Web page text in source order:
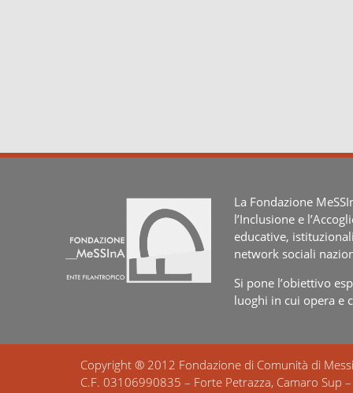
La Fondazione
l’Inclusione e
educative,
network sociali
Si pone l’obiettivo
luoghi in cui opera e
Copyright ® 2012 Fondazione di Comunità di
C.F. 03106990835 – Forte Petrazza, Camaro Sup